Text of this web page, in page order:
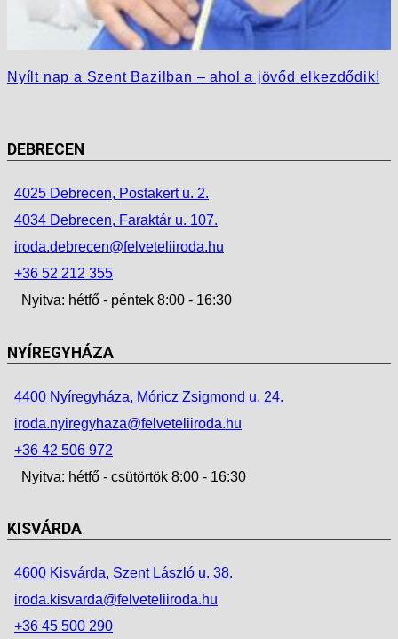
Nyílt nap a Szent Bazilban – ahol a jövőd elkezdődik!
DEBRECEN
4025 Debrecen, Postakert u. 2.
4034 Debrecen, Faraktár u. 107.
iroda.debrecen@felveteliiroda.hu
+36 52 212 355
Nyitva: hétfő - péntek 8:00 - 16:30
NYÍREGYHÁZA
4400 Nyíregyháza, Móricz Zsigmond u. 24.
iroda.nyiregyhaza@felveteliiroda.hu
+36 42 506 972
Nyitva: hétfő - csütörtök 8:00 - 16:30
KISVÁRDA
4600 Kisvárda, Szent László u. 38.
iroda.kisvarda@felveteliiroda.hu
+36 45 500 290